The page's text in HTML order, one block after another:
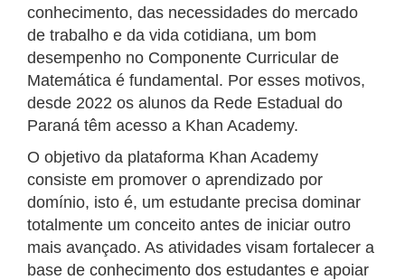
conhecimento, das necessidades do mercado
de trabalho e da vida cotidiana, um bom
desempenho no Componente Curricular de
Matemática é fundamental. Por esses motivos,
desde 2022 os alunos da Rede Estadual do
Paraná têm acesso a Khan Academy.
O objetivo da plataforma Khan Academy
consiste em promover o aprendizado por
domínio, isto é, um estudante precisa dominar
totalmente um conceito antes de iniciar outro
mais avançado. As atividades visam fortalecer a
base de conhecimento dos estudantes e apoiar